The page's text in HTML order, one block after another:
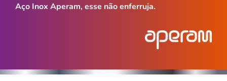
Aço Inox Aperam, esse não enferruja.